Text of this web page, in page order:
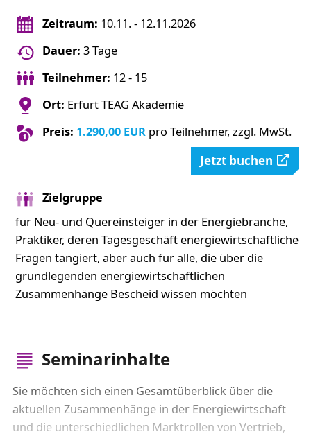
Zeitraum: 10.11. - 12.11.2026
Dauer: 3 Tage
Teilnehmer: 12 - 15
Ort: Erfurt TEAG Akademie
Preis: 1.290,00 EURpro Teilnehmer, zzgl. MwSt.
Jetzt buchen
Zielgruppe
für Neu- und Quereinsteiger in der Energiebranche,
Praktiker, deren Tagesgeschäft energiewirtschaftliche
Fragen tangiert, aber auch für alle, die über die
grundlegenden energiewirtschaftlichen
Zusammenhänge Bescheid wissen möchten
Seminarinhalte
Sie möchten sich einen Gesamtüberblick über die
aktuellen Zusammenhänge in der Energiewirtschaft
und die unterschiedlichen Marktrollen von Vertrieb,